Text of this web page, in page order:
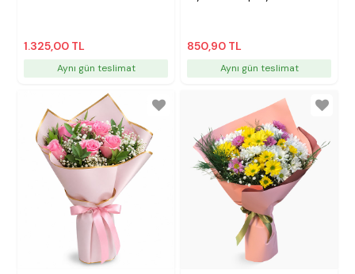
1.325,00 TL
Aynı gün teslimat
850,90 TL
Aynı gün teslimat